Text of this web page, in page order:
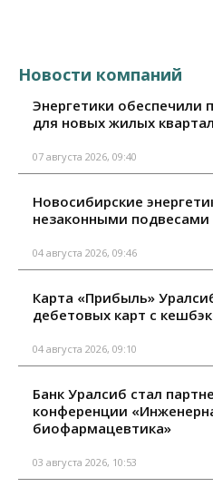
Новости компаний
Энергетики
для новых жилых
07 августа 2026, 09:40
Новосибирские
незаконными
04 августа 2026, 09:46
Карта «Прибыль»
дебетовых карт с
04 августа 2026, 09:10
Банк Уралсиб стал
конференции
биофармацевтика»
03 августа 2026, 10:53